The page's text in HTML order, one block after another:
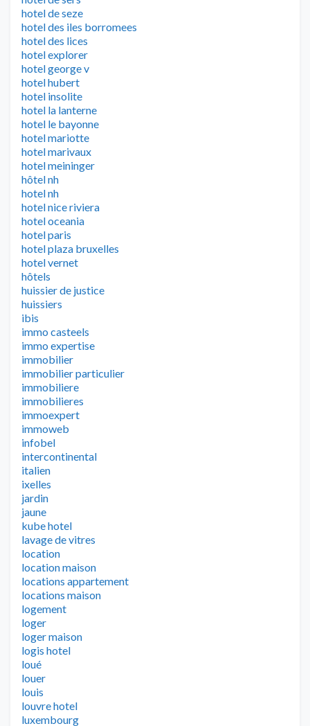
hotel de seze
hotel des iles borromees
hotel des lices
hotel explorer
hotel george v
hotel hubert
hotel insolite
hotel la lanterne
hotel le bayonne
hotel mariotte
hotel marivaux
hotel meininger
hôtel nh
hotel nh
hotel nice riviera
hotel oceania
hotel paris
hotel plaza bruxelles
hotel vernet
hôtels
huissier de justice
huissiers
ibis
immo casteels
immo expertise
immobilier
immobilier particulier
immobiliere
immobilieres
immoexpert
immoweb
infobel
intercontinental
italien
ixelles
jardin
jaune
kube hotel
lavage de vitres
location
location maison
locations appartement
locations maison
logement
loger
loger maison
logis hotel
loué
louer
louis
louvre hotel
luxembourg